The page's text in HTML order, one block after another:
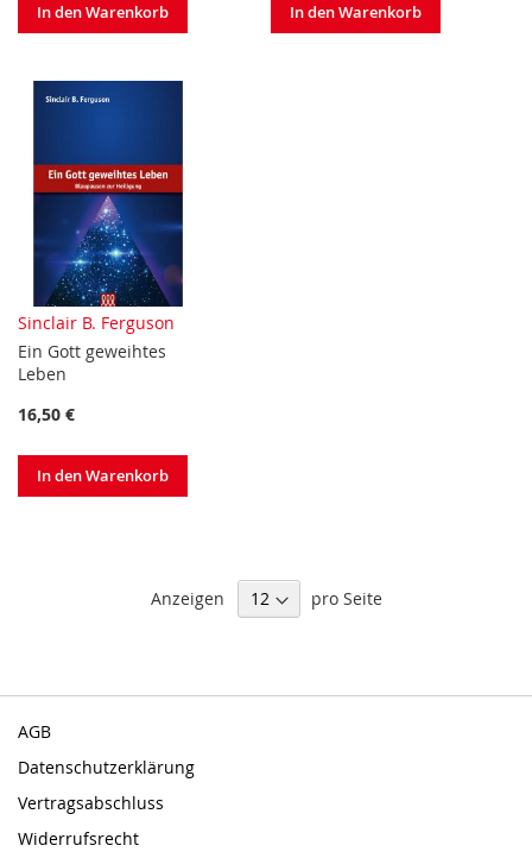
In den Warenkorb In den Warenkorb
Sinclair B. Ferguson
Ein Gott geweihtes
Leben
16,50 €
In den Warenkorb
Anzeigen pro Seite
AGB
Datenschutzerklärung
Vertragsabschluss
Widerrufsrecht